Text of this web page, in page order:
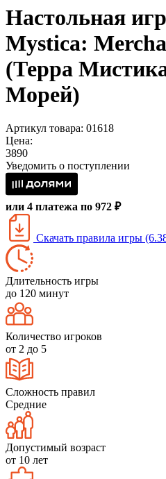
Настольная
Mystica:
(Терра
Морей)
Артикул товара: 01618
Цена:
3890
Уведомить о поступлении
или 4 платежа по 972 ₽
Скачать правила игры
Длительность игры
до 120 минут
Количество игроков
от 2 до 5
Сложность правил
Средние
Допустимый возраст
от 10 лет